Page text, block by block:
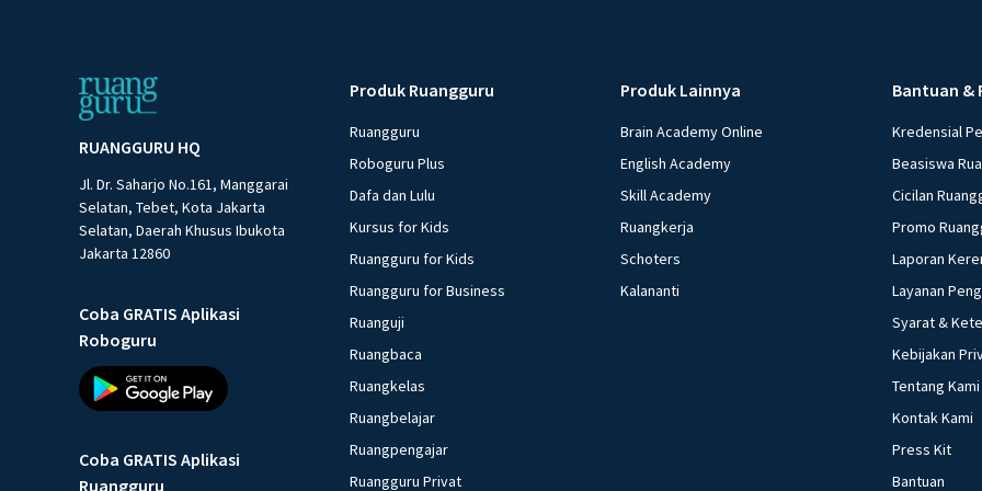
beberapa
harga. Yang
d. 3) dan 5) e. 4) dan 5) Investasi bank lesu, daya beli melemah
kepada
moneter yang
bunga bank b.
masyarakat d.
Akibat yang
kebijakan
tetap b. Output
naik d. Output
bawah ini yang
moneter
RUANGGURU HQ
Jl. Dr. Saharjo No.161, Manggarai
Selatan, Tebet, Kota Jakarta
Selatan, Daerah Khusus Ibukota
Jakarta 12860
Coba GRATIS Aplikasi
Roboguru
Coba GRATIS Aplikasi
Ruangguru
Produk Ruangguru
Ruangguru
Roboguru Plus
Dafa dan Lulu
Kursus for Kids
Ruangguru for Kids
Ruangguru for Business
Ruanguji
Ruangbaca
Ruangkelas
Ruangbelajar
Ruangpengajar
Ruangguru Privat
Produk Lainnya
Brain Academy Online
English Academy
Skill Academy
Ruangkerja
Schoters
Kalananti
Bantuan &
Kredensial
Beasiswa
Cicilan
Promo
Laporan
Layanan
Syarat &
Kebijakan
Tentang Kami
Kontak Kami
Press Kit
Bantuan